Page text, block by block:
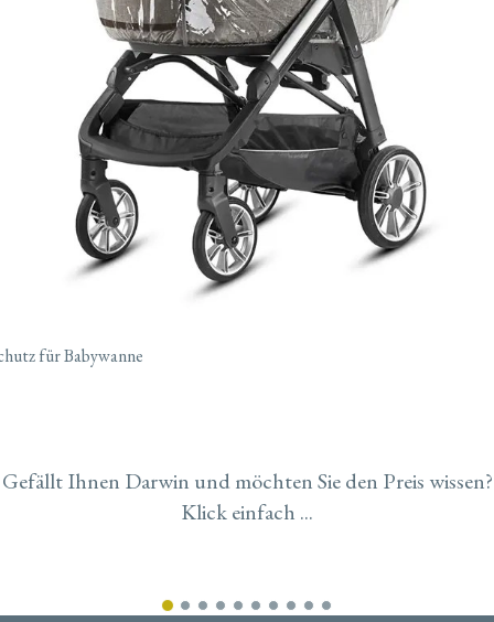
für Babywanne
Gefällt Ihnen Darwin und möchten Sie den Preis wissen?
Klick einfach ...